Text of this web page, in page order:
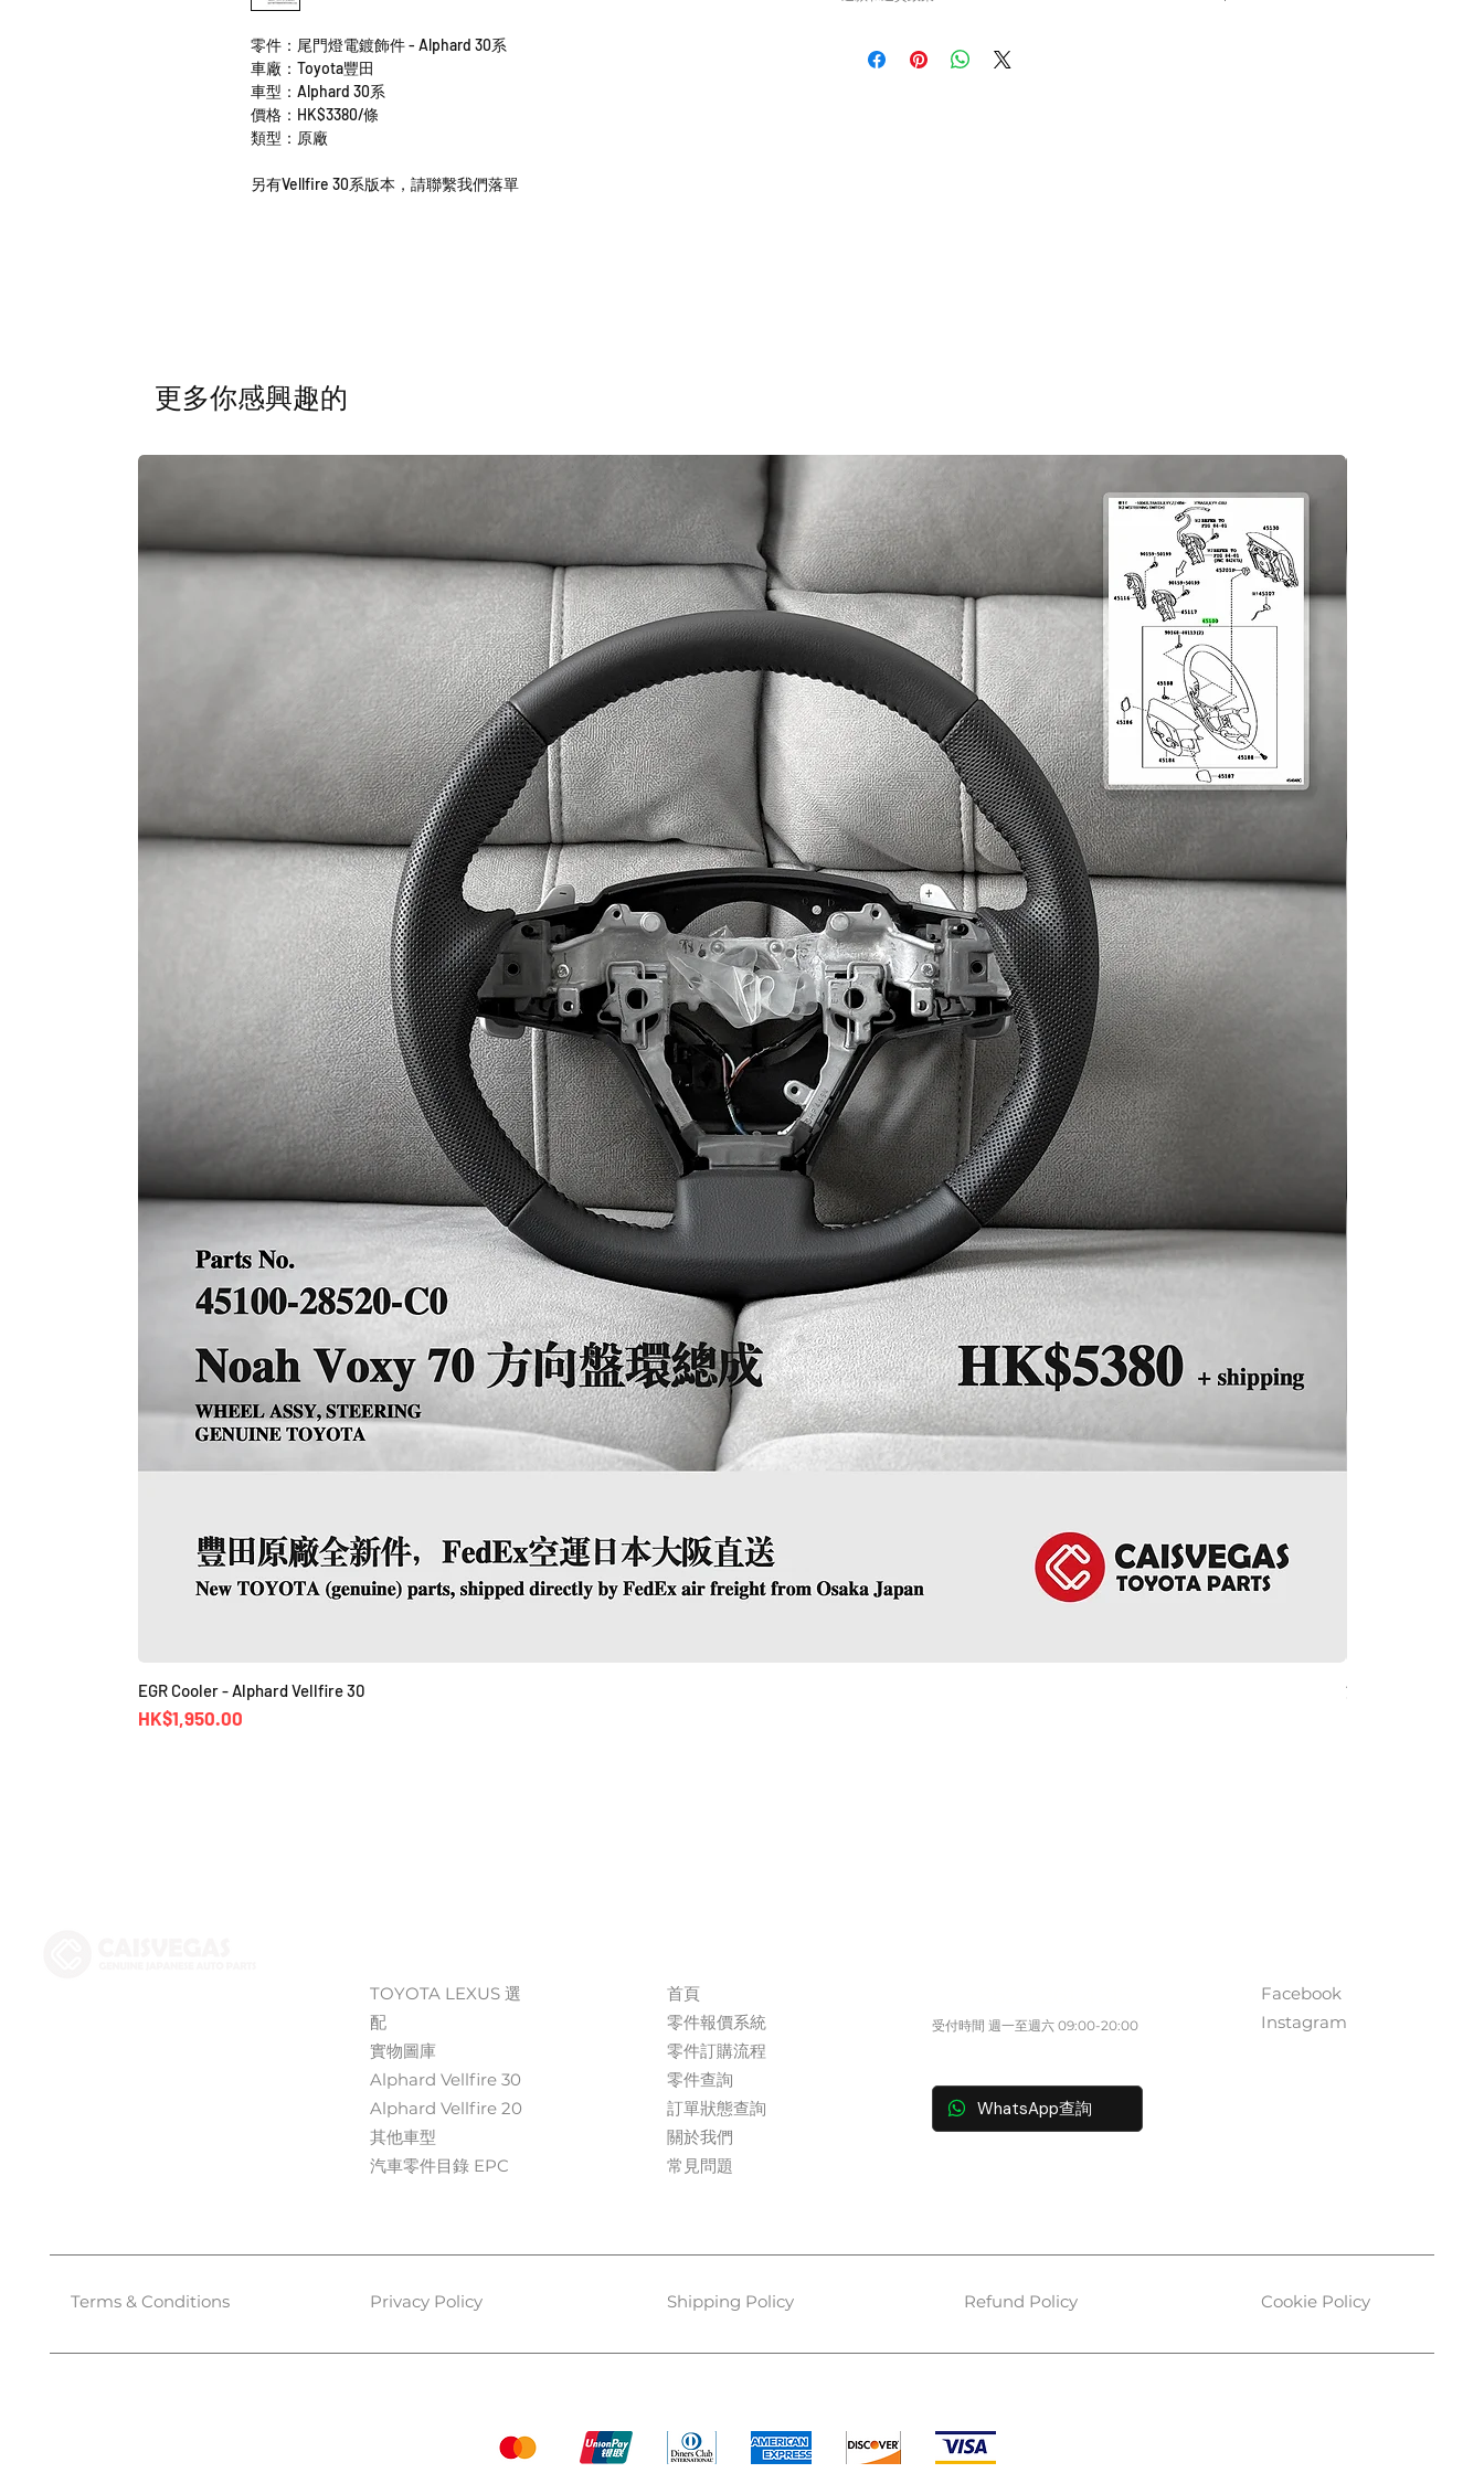
零件：尾門燈電鍍飾件 - Alphard 30系
車廠：Toyota豐田
車型：Alphard 30系
價格：HK$3380/條
類型：原廠
另有Vellfire 30系版本，請聯繫我們落單
錯誤訂購的零件，Caisvegas Trading 不承擔任何責任。
根據零件的庫存狀況，交貨日期可能會延遲。如果發
​更多你感興趣的
EGR Cooler - Alphard Vellfire 30
價格
HK$1,950.00
方向盤環總成 -
TOYOTA LEXUS 選
配
實物圖庫
Alphard Vellfire 30
Alphard Vellfire 20
其他車型
汽車零件目錄 EPC​​
首頁
零件報價系統
​零件訂購流程
零件查詢
訂單狀態查詢
關於我們​
常見問題
受付時間 週一至週六​ 09:00-20:00
WhatsApp查詢
Facebook
Instagram
Terms & Conditions Privacy Policy Shipping Policy Refund Policy Cookie Policy